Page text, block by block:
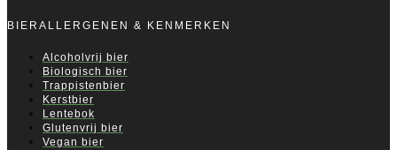
BIERALLERGENEN & KENMERKEN
Alcoholvrij bier
Biologisch bier
Trappistenbier
Kerstbier
Lentebok
Glutenvrij bier
Vegan bier